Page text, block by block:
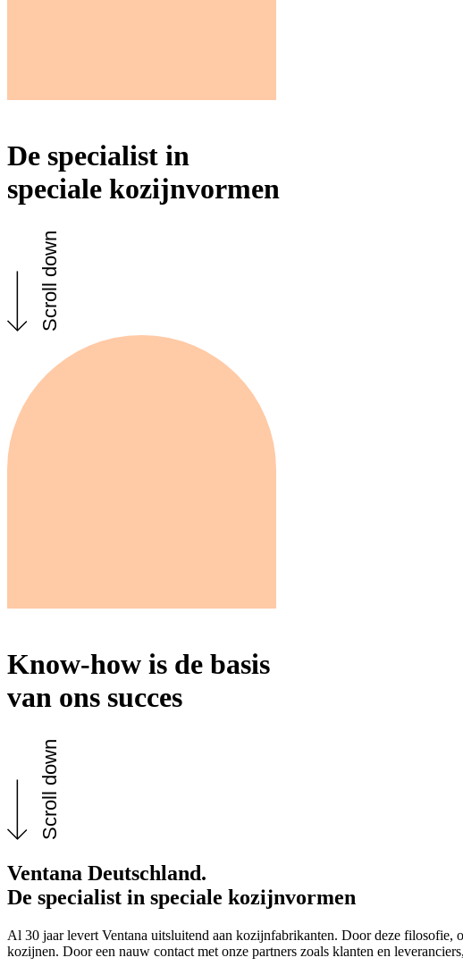
De specialist in
speciale kozijnvormen
Scroll down
Know-how is de basis
van ons succes
Scroll down
Ventana Deutschland.
De specialist in speciale kozijnvormen
Al 30 jaar levert Ventana uitsluitend aan kozijnfabrikanten. Door deze filosofie,
kozijnen. Door een nauw contact met onze partners zoals klanten en